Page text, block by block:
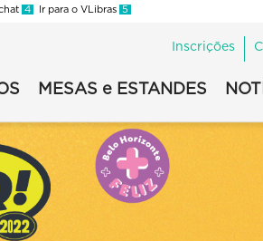
4 Ir para o VLibras 5
Inscrições
MESAS e ESTANDES